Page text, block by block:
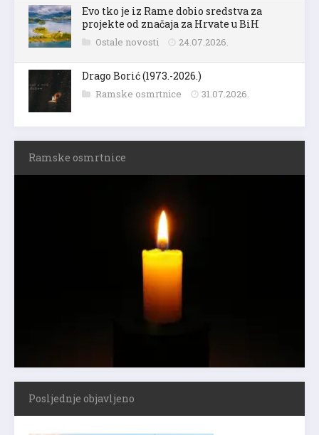
Evo tko je iz Rame dobio sredstva za
projekte od značaja za Hrvate u BiH
Ostale novosti 24.07.2026.
Drago Borić (1973.-2026.)
Ramske osmrtnice 31.07.2026.
Ramske osmrtnice
Posljednje objavljeno